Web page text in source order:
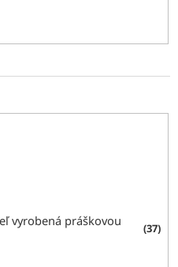
vyrobená práškovou
37